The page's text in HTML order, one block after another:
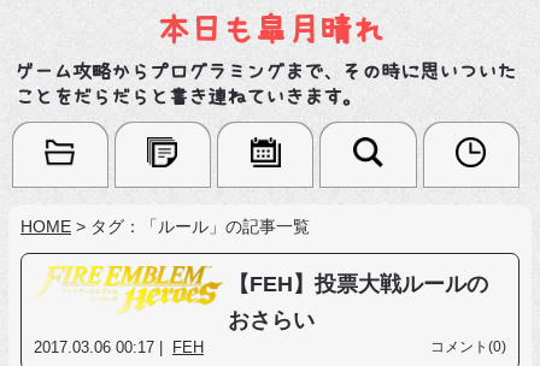
本日も皐月晴れ
ゲーム攻略からプログラミングまで、その時に思いついた
ことをだらだらと書き連ねていきます。
HOME > タグ：「ルール」の記事一覧
【FEH】投票大戦ルールの
おさらい
2017.03.06 00:17 | FEH コメント(0)